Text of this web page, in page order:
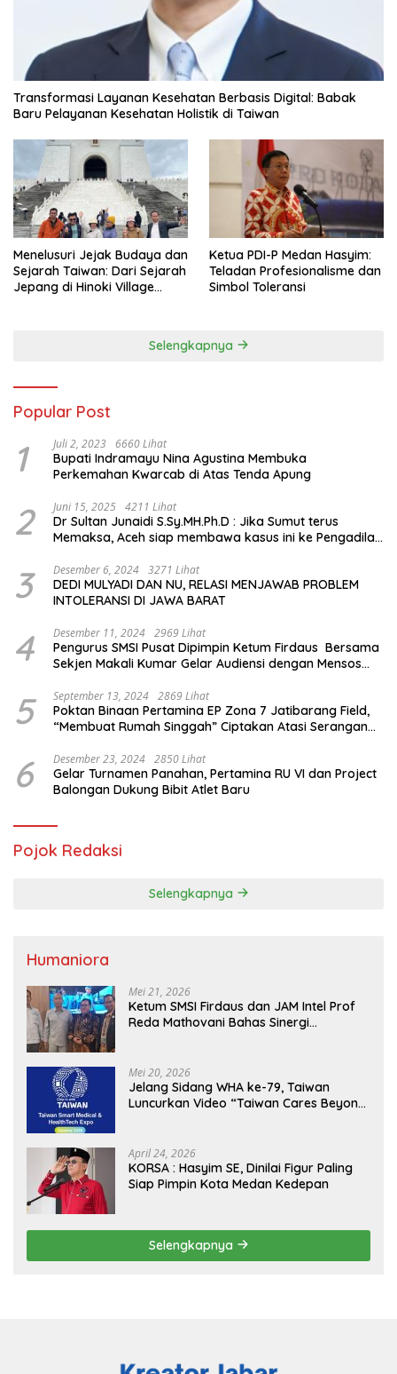
Transformasi Layanan Kesehatan Berbasis Digital: Babak
Baru Pelayanan Kesehatan Holistik di Taiwan
Menelusuri Jejak Budaya dan
Sejarah Taiwan: Dari Sejarah
Jepang di Hinoki Village
Ketua PDI-P Medan Hasyim:
Teladan Profesionalisme dan
Simbol Toleransi
Selengkapnya
Popular Post
1 Juli 2, 2023 6660 Lihat
Bupati Indramayu Nina Agustina Membuka
Perkemahan Kwarcab di Atas Tenda Apung
2 Juni 15, 2025 4211 Lihat
Dr Sultan Junaidi S.Sy.MH.Ph.D : Jika Sumut terus
Memaksa, Aceh siap membawa kasus ini ke Pengadilan
3 Desember 6, 2024 3271 Lihat
DEDI MULYADI DAN NU, RELASI MENJAWAB PROBLEM
INTOLERANSI DI JAWA BARAT
4 Desember 11, 2024 2969 Lihat
Pengurus SMSI Pusat Dipimpin Ketum Firdaus Bersama
Sekjen Makali Kumar Gelar Audiensi dengan Mensos
5 September 13, 2024 2869 Lihat
Poktan Binaan Pertamina EP Zona 7 Jatibarang Field,
“Membuat Rumah Singgah” Ciptakan Atasi Serangan
6 Desember 23, 2024 2850 Lihat
Gelar Turnamen Panahan, Pertamina RU VI dan Project
Balongan Dukung Bibit Atlet Baru
Pojok Redaksi
Selengkapnya
Humaniora
Mei 21, 2026
Ketum SMSI Firdaus dan JAM Intel Prof
Reda Mathovani Bahas Sinergi
MBG, Perkuat Pengawasan Program
Pemerintah
Mei 20, 2026
Jelang Sidang WHA ke-79, Taiwan
Luncurkan Video “Taiwan Cares Beyond
April 24, 2026
KORSA : Hasyim SE, Dinilai Figur Paling
Siap Pimpin Kota Medan Kedepan
Selengkapnya